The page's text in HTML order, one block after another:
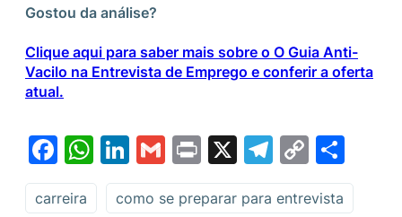
Gostou da análise?
Clique aqui para saber mais sobre o O Guia Anti-
Vacilo na Entrevista de Emprego e conferir a oferta
atual.
Facebook
WhatsApp
LinkedIn
GmailPrint
X Telegram
Copy
Link
carreira como se preparar para entrevista